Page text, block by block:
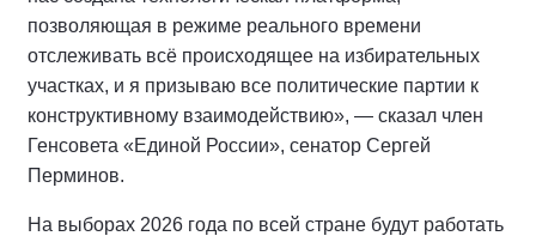
позволяющая в режиме реального времени
отслеживать всё происходящее на избирательных
участках, и я призываю все политические партии к
конструктивному взаимодействию», — сказал член
Генсовета «Единой России», сенатор Сергей
Перминов.
На выборах 2026 года по всей стране будут работать